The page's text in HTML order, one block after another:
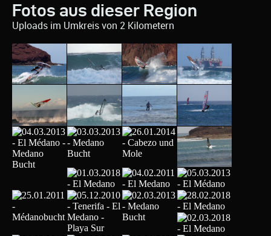
Fotos aus dieser Region
Uploads im Umkreis von 2 Kilometern